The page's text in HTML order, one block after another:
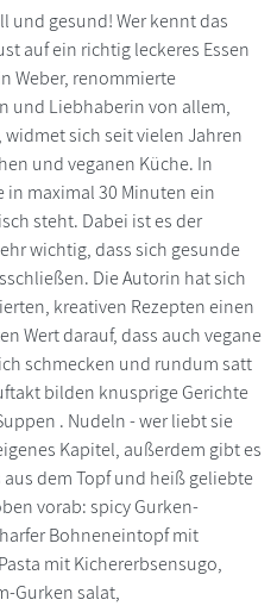
und gesund! Wer kennt das
auf ein richtig leckeres Essen
Weber, renommierte
und Liebhaberin von allem,
sich seit vielen Jahren
und veganen Küche. In
in maximal 30 Minuten ein
steht. Dabei ist es der
wichtig, dass sich gesunde
Die Autorin hat sich
kreativen Rezepten einen
Wert darauf, dass auch vegane
schmecken und rundum satt
bilden knusprige Gerichte
. Nudeln - wer liebt sie
Kapitel, außerdem gibt es
dem Topf und heiß geliebte
vorab: spicy Gurken-
Bohneneintopf mit
mit Kichererbsensugo,
Gurken salat,